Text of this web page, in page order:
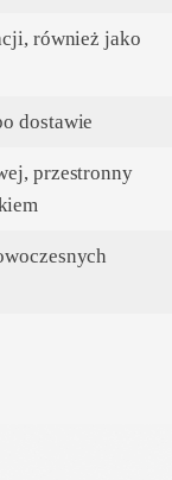
również jako
dostawie
przestronny